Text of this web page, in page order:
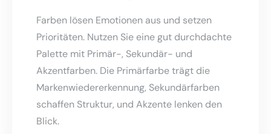
Farben lösen Emotionen aus und setzen
Prioritäten. Nutzen Sie eine gut durchdachte
Palette mit Primär-, Sekundär- und
Akzentfarben. Die Primärfarbe trägt die
Markenwiedererkennung, Sekundärfarben
schaffen Struktur, und Akzente lenken den
Blick.